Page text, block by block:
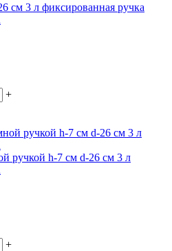
см 3 л фиксированная ручка
+
ручкой h-7 см d-26 см 3 л
+